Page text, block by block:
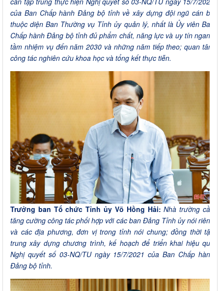
của Ban Chấp hành Đảng bộ tỉnh về xây dựng đội ngũ cán bộ
thuộc diện Ban Thường vụ Tỉnh ủy quản lý, nhất là Ủy viên Ban
Chấp hành Đảng bộ tỉnh đủ phẩm chất, năng lực và uy tín ngang
tầm nhiệm vụ đến năm 2030 và những năm tiếp theo; quan tâm
công tác nghiên cứu khoa học và tổng kết thực tiễn.
Trưởng ban Tổ chức Tỉnh ủy Võ Hồng Hải:Nhà trường cần
tăng cường công tác phối hợp với các ban Đảng Tỉnh ủy nói riêng
và các địa phương, đơn vị trong tỉnh nói chung; đồng thời tập
trung xây dựng chương trình, kế hoạch để triển khai hiệu quả
Nghị quyết số 03-NQ/TU ngày 15/7/2021 của Ban Chấp hành
Đảng bộ tỉnh.